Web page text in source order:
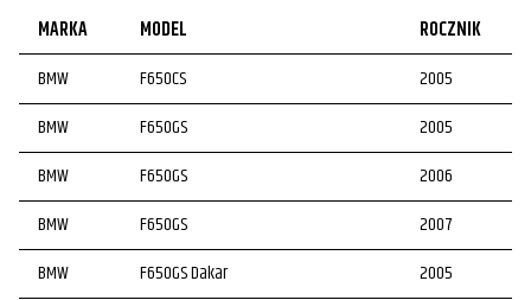
MARKA MODEL
ROCZNIK
BMW
F650CS
2005
BMW
F650GS
2005
BMW
F650GS
2006
BMW
F650GS
2007
BMW
F650GS Dakar
2005